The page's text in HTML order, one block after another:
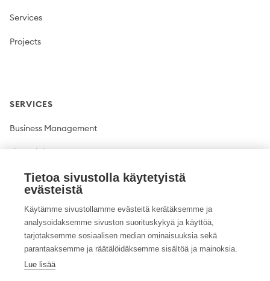
Services
Projects
SERVICES
Business Management
Financial Management
Plant production
Climate solutions
Tietoa sivustolla käytetyistä
evästeistä
Käytämme sivustollamme evästeitä kerätäksemme ja
analysoidaksemme sivuston suorituskykyä ja käyttöä,
tarjotaksemme sosiaalisen median ominaisuuksia sekä
parantaaksemme ja räätälöidäksemme sisältöä ja mainoksia.
Lue lisää